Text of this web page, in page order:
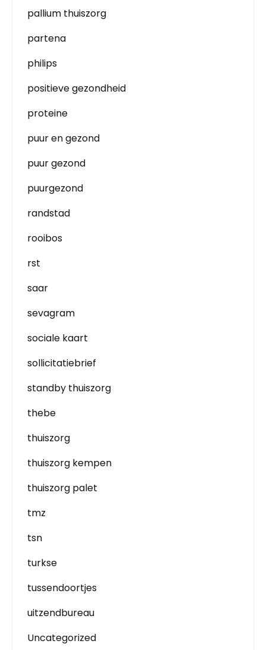
pallium thuiszorg
partena
philips
positieve gezondheid
proteine
puur en gezond
puur gezond
puurgezond
randstad
rooibos
rst
saar
sevagram
sociale kaart
sollicitatiebrief
standby thuiszorg
thebe
thuiszorg
thuiszorg kempen
thuiszorg palet
tmz
tsn
turkse
tussendoortjes
uitzendbureau
Uncategorized